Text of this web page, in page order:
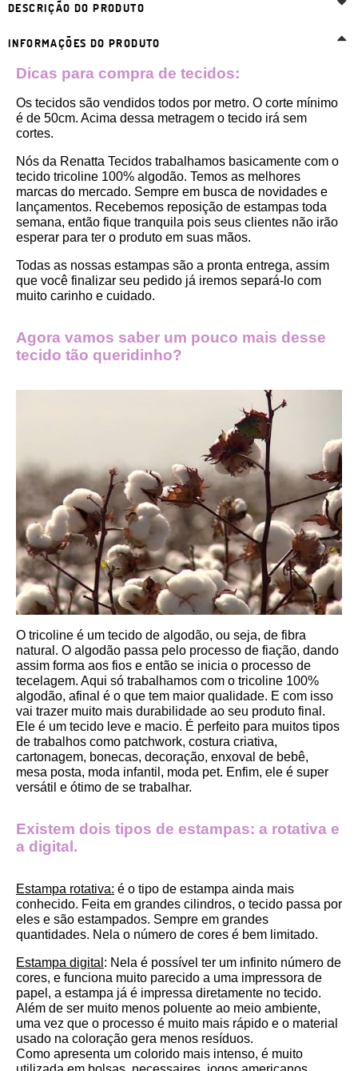
DESCRIÇÃO DO PRODUTO
INFORMAÇÕES DO PRODUTO
Dicas para compra de tecidos:
Os tecidos são vendidos todos por metro. O corte mínimo
é de 50cm. Acima dessa metragem o tecido irá sem
cortes.
Nós da Renatta Tecidos trabalhamos basicamente com o
tecido tricoline 100% algodão. Temos as melhores
marcas do mercado. Sempre em busca de novidades e
lançamentos. Recebemos reposição de estampas toda
semana, então fique tranquila pois seus clientes não irão
esperar para ter o produto em suas mãos.
Todas as nossas estampas são a pronta entrega, assim
que você finalizar seu pedido já iremos separá-lo com
muito carinho e cuidado.
Agora vamos saber um pouco mais desse
tecido tão queridinho?
O tricoline é um tecido de algodão, ou seja, de fibra
natural. O algodão passa pelo processo de fiação, dando
assim forma aos fios e então se inicia o processo de
tecelagem. Aqui só trabalhamos com o tricoline 100%
algodão, afinal é o que tem maior qualidade. E com isso
vai trazer muito mais durabilidade ao seu produto final.
Ele é um tecido leve e macio. É perfeito para muitos tipos
de trabalhos como patchwork, costura criativa,
cartonagem, bonecas, decoração, enxoval de bebê,
mesa posta, moda infantil, moda pet. Enfim, ele é super
versátil e ótimo de se trabalhar.
Existem dois tipos de estampas: a rotativa e
a digital.
Estampa rotativa: é o tipo de estampa ainda mais
conhecido. Feita em grandes cilindros, o tecido passa por
eles e são estampados. Sempre em grandes
quantidades. Nela o número de cores é bem limitado.
Estampa digital : Nela é possível ter um infinito número de
cores, e funciona muito parecido a uma impressora de
papel, a estampa já é impressa diretamente no tecido.
Além de ser muito menos poluente ao meio ambiente,
uma vez que o processo é muito mais rápido e o material
usado na coloração gera menos resíduos.
Como apresenta um colorido mais intenso, é muito